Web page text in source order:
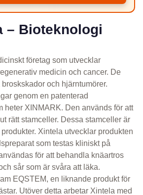
– Bioteknologi
företag som utvecklar
medicin och cancer. De
och hjärntumörer.
genom en patenterad
heter XINMARK. Den används för att
rätt stamceller. Dessa stamceller är
Xintela utvecklar produkten
som testas kliniskt på
för att behandla knäartros
sår som är svåra att läka.
EQSTEM, en liknande produkt för
Utöver detta arbetar Xintela med